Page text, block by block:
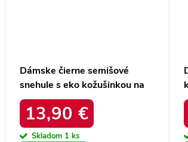
Dámske čierne semišové
snehule s eko kožušinkou na
zimu, kód produktu 20213-
4A BLACK
13,90 €
Skladom 1 ks